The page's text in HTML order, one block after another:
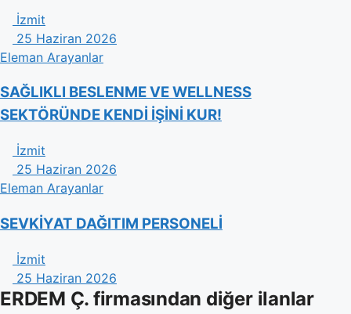
İzmit
25 Haziran 2026
Eleman Arayanlar
​SAĞLIKLI BESLENME VE WELLNESS
SEKTÖRÜNDE KENDİ İŞİNİ KUR!
İzmit
25 Haziran 2026
Eleman Arayanlar
SEVKİYAT DAĞITIM PERSONELİ
İzmit
25 Haziran 2026
ERDEM Ç. firmasından diğer ilanlar